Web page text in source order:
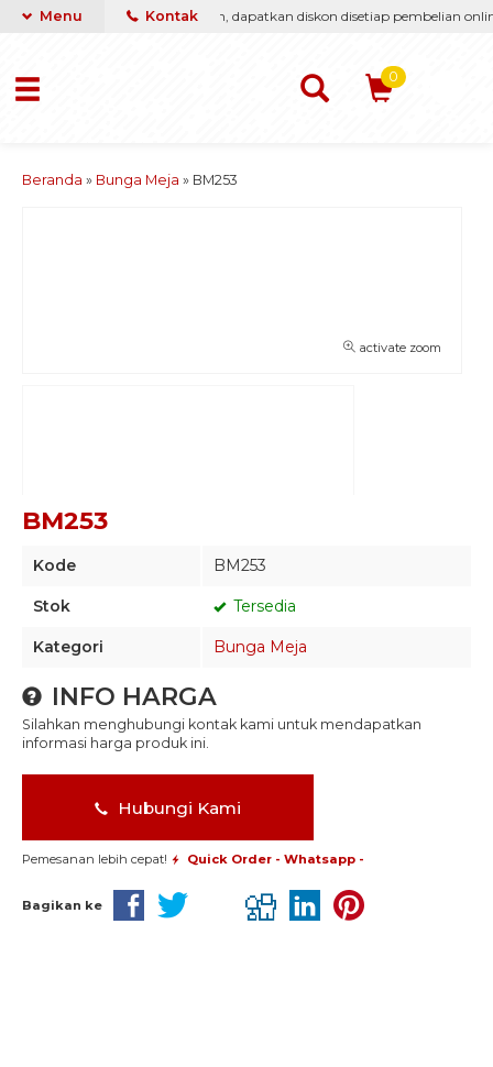
yang terbaik & termurah, dapatkan diskon disetiap pembelian
Menu Kontak
0
Beranda » Bunga Meja » BM253
activate zoom
BM253
Kode BM253
Stok Tersedia
Kategori Bunga Meja
INFO HARGA
Silahkan menghubungi kontak kami untuk mendapatkan
informasi harga produk ini.
Hubungi Kami
Pemesanan lebih cepat! Quick Order - Whatsapp -
Bagikan ke